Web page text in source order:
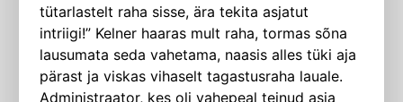
tütarlastelt raha sisse, ära tekita asjatut
intriigi!” Kelner haaras mult raha, tormas sõna
lausumata seda vahetama, naasis alles tüki aja
pärast ja viskas vihaselt tagastusraha lauale.
Administraator, kes oli vahepeal teinud asja